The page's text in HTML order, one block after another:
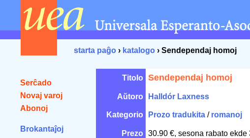
starta paĝo › katalogo › Sendependaj homoj
Serĉado
Novaj varoj
Abonoj
Brokantaĵoj
Titolo Sendependaj homoj
Aŭtoro Halldór Laxness
Kategorio Prozo tradukita / romanoj
Prezo 30.90 €, sesona rabato ekde